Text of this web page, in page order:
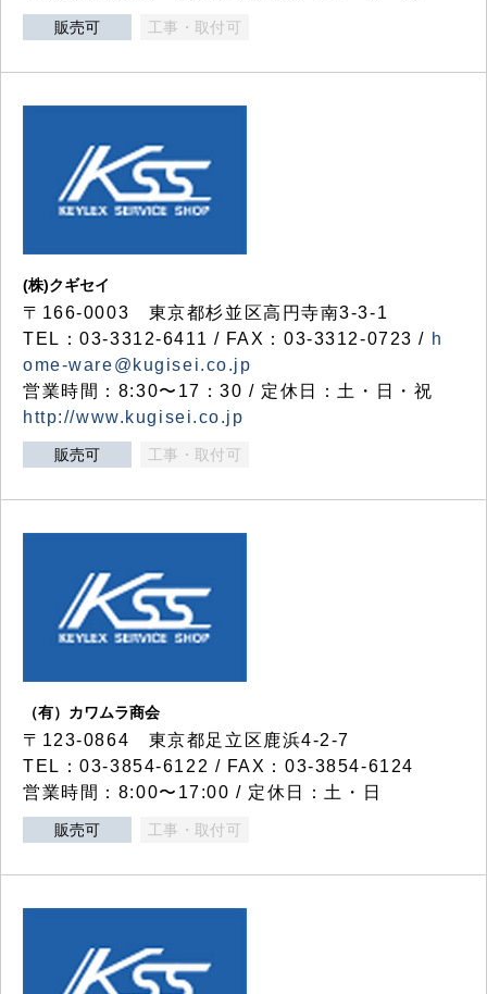
販売可 工事・取付可
(株)クギセイ
〒166-0003 東京都杉並区高円寺南3-3-1
TEL：03-3312-6411 / FAX：03-3312-0723 / h
ome-ware@kugisei.co.jp
営業時間：8:30〜17：30 / 定休日：土・日・祝
http://www.kugisei.co.jp
販売可 工事・取付可
（有）カワムラ商会
〒123-0864 東京都足立区鹿浜4-2-7
TEL：03-3854-6122 / FAX：03-3854-6124
営業時間：8:00〜17:00 / 定休日：土・日
販売可 工事・取付可